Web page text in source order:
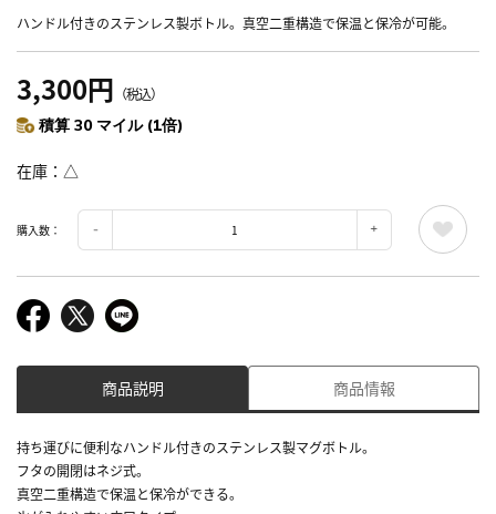
ハンドル付きのステンレス製ボトル。真空二重構造で保温と保冷が可能。
3,300円 （税込）
積算 30 マイル (1倍)
在庫 △
購入数：
商品説明 商品情報
持ち運びに便利なハンドル付きのステンレス製マグボトル。
フタの開閉はネジ式。
真空二重構造で保温と保冷ができる。